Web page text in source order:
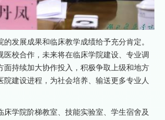
发展成果和临床教学成绩给予充分肯定。
医校合作，未来将在临床学院建设、专业调
面持续加大协作投入，积极争取上级和地方
院建设进程，为社会培养、输送更多专业人
床学院阶梯教室、技能实验室、学生宿舍及